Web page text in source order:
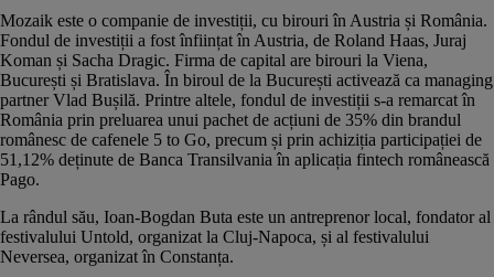
Mozaik este o companie de investiții, cu birouri în Austria și România.
Fondul de investiții a fost înființat în Austria, de Roland Haas, Juraj
Koman și Sacha Dragic. Firma de capital are birouri la Viena,
București și Bratislava. În biroul de la București activează ca managing
partner Vlad Bușilă. Printre altele, fondul de investiții s-a remarcat în
România prin preluarea unui pachet de acțiuni de 35% din brandul
românesc de cafenele 5 to Go, precum și prin achiziția participației de
51,12% deținute de Banca Transilvania în aplicația fintech românească
Pago.
La rândul său, Ioan-Bogdan Buta este un antreprenor local, fondator al
festivalului Untold, organizat la Cluj-Napoca, și al festivalului
Neversea, organizat în Constanța.